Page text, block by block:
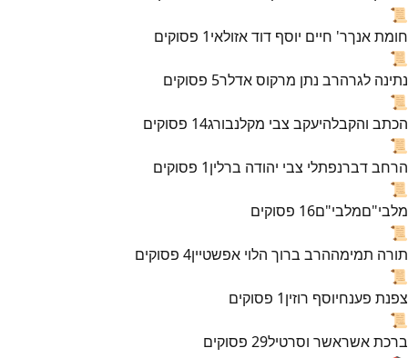
📜
חומת אנךר' חיים יוסף דוד אזולאי1 פסוקים
📜
נתינה לגרהרב נתן מרקוס אדלר5 פסוקים
📜
הכתב והקבלהיעקב צבי מקלנבורג14 פסוקים
📜
הרחב דברנפתלי צבי יהודה ברלין1 פסוקים
📜
מלבי"םמלבי"ם16 פסוקים
📜
תורה תמימההרב ברוך הלוי אפשטיין4 פסוקים
📜
צפנת פענחיוסף רוזין1 פסוקים
📜
ברכת אשראשר וסרטיל29 פסוקים